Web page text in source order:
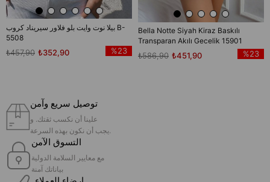
بيلا نوت وايت بلو فلاور سيريناد كروب B-
5508
₺352,90
₺457,90 %23
Bella Notte Siyah Kiraz Baskılı
Transparan Akılı Gecelik 15901
₺451,90
₺586,90 %23
توصيل سريع وآمن
علينا أن نكسب ثقتك. و
التسوق الآمن
مع معايير السلامة الدولية
بياناتك آمنة